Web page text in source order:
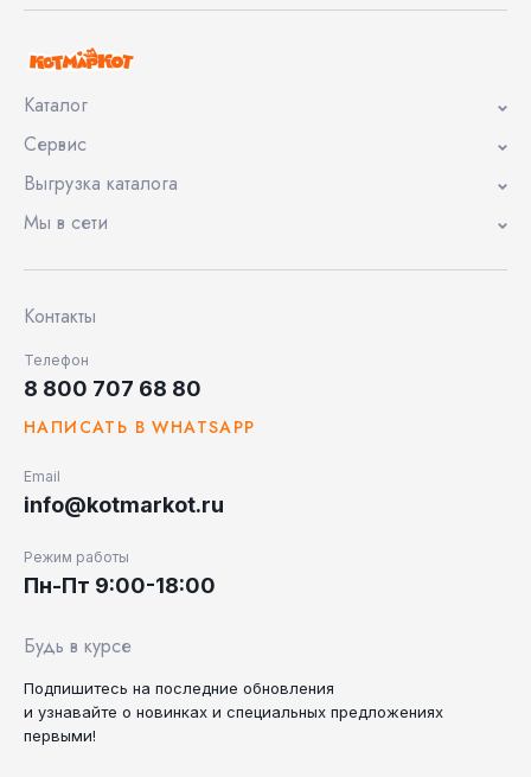
Каталог
Сервис
Выгрузка каталога
Мы в сети
Контакты
Телефон
8 800 707 68 80
НАПИСАТЬ В WHATSAPP
Email
info@kotmarkot.ru
Режим работы
Пн-Пт 9:00-18:00
Будь в курсе
Подпишитесь на последние обновления
и узнавайте о новинках и специальных предложениях
первыми!